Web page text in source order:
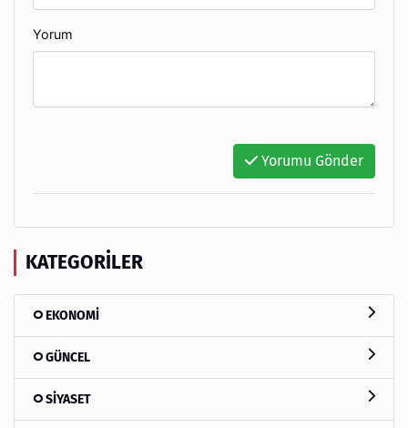
Yorum
Yorumu Gönder
KATEGORILER
EKONOMİ
GÜNCEL
SİYASET